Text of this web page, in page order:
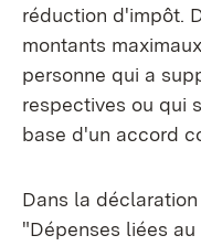
réduction d'impôt.
montants
personne qui a
respectives ou qui
base d'un accord
Dans la
"Dépenses liées